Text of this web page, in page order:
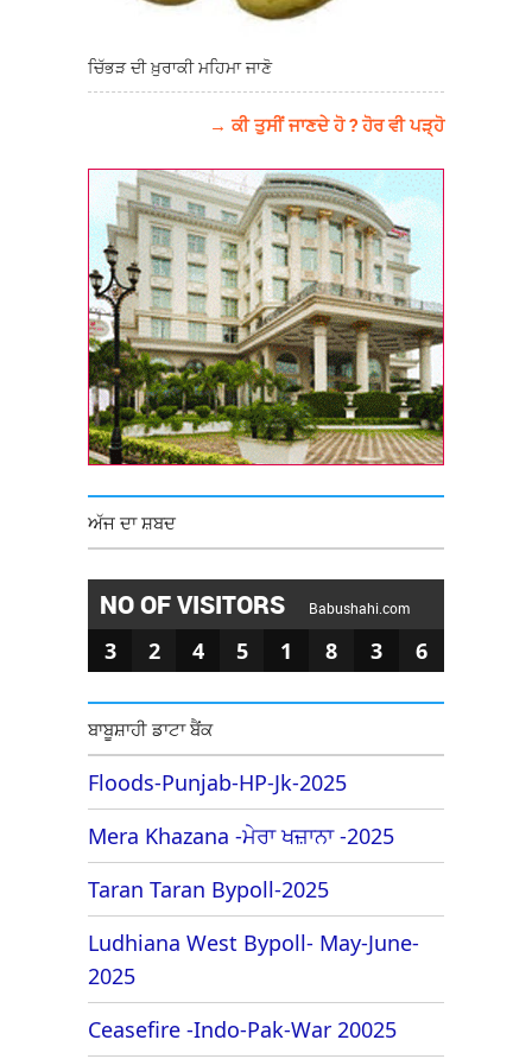
ਚਿੱਭੜ ਦੀ ਖ਼ੁਰਾਕੀ ਮਹਿਮਾ ਜਾਣੋ
→ ਕੀ ਤੁਸੀਂ ਜਾਣਦੇ ਹੋ ? ਹੋਰ ਵੀ ਪੜ੍ਹੋ
ਅੱਜ ਦਾ ਸ਼ਬਦ
NO OF VISITORS Babushahi.com
3 2 4 5 1 8 3 6
ਬਾਬੂਸ਼ਾਹੀ ਡਾਟਾ ਬੈਂਕ
Floods-Punjab-HP-Jk-2025
Mera Khazana -ਮੇਰਾ ਖਜ਼ਾਨਾ -2025
Taran Taran Bypoll-2025
Ludhiana West Bypoll- May-June-
2025
Ceasefire -Indo-Pak-War 20025